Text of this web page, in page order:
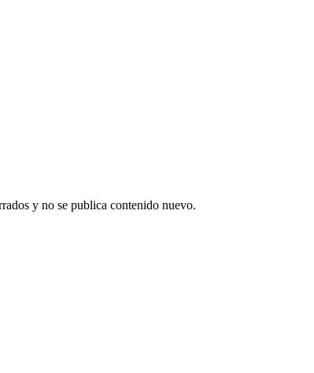
y no se publica contenido nuevo.